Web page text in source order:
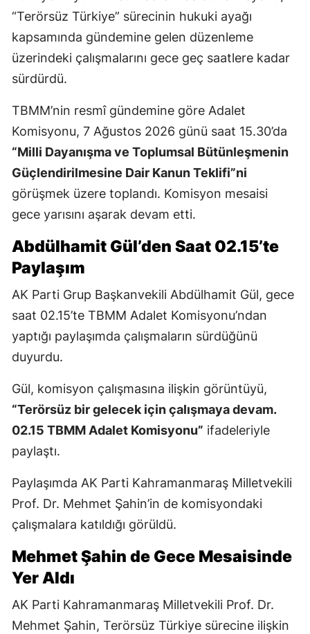
“Terörsüz Türkiye” sürecinin hukuki ayağı
kapsamında gündemine gelen düzenleme
üzerindeki çalışmalarını gece geç saatlere kadar
sürdürdü.
TBMM’nin resmî gündemine göre Adalet
Komisyonu, 7 Ağustos 2026 günü saat 15.30’da
“Milli Dayanışma ve Toplumsal Bütünleşmenin
Güçlendirilmesine Dair Kanun Teklifi”ni
görüşmek üzere toplandı. Komisyon mesaisi
gece yarısını aşarak devam etti.
Abdülhamit Gül’den Saat 02.15’te
Paylaşım
AK Parti Grup Başkanvekili Abdülhamit Gül, gece
saat 02.15’te TBMM Adalet Komisyonu’ndan
yaptığı paylaşımda çalışmaların sürdüğünü
duyurdu.
Gül, komisyon çalışmasına ilişkin görüntüyü,
“Terörsüz bir gelecek için çalışmaya devam.
02.15 TBMM Adalet Komisyonu” ifadeleriyle
paylaştı.
Paylaşımda AK Parti Kahramanmaraş Milletvekili
Prof. Dr. Mehmet Şahin’in de komisyondaki
çalışmalara katıldığı görüldü.
Mehmet Şahin de Gece Mesaisinde
Yer Aldı
AK Parti Kahramanmaraş Milletvekili Prof. Dr.
Mehmet Şahin, Terörsüz Türkiye sürecine ilişkin